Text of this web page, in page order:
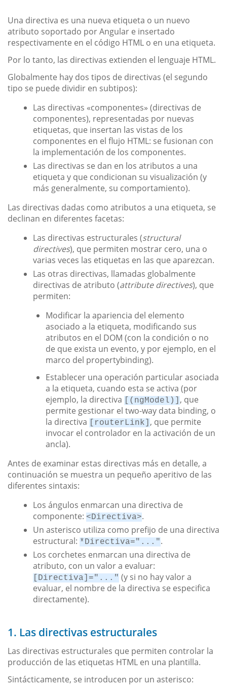
Una directiva es una nueva etiqueta o un nuevo
atributo soportado por Angular e insertado
respectivamente en el código HTML o en una etiqueta.
Por lo tanto, las directivas extienden el lenguaje HTML.
Globalmente hay dos tipos de directivas (el segundo
tipo se puede dividir en subtipos):
Las directivas «componentes» (directivas de
componentes), representadas por nuevas
etiquetas, que insertan las vistas de los
componentes en el flujo HTML: se fusionan con
la implementación de los componentes.
Las directivas se dan en los atributos a una
etiqueta y que condicionan su visualización (y
más generalmente, su comportamiento).
Las directivas dadas como atributos a una etiqueta, se
declinan en diferentes facetas:
Las directivas estructurales (structural
directives), que permiten mostrar cero, una o
varias veces las etiquetas en las que aparezcan.
Las otras directivas, llamadas globalmente
directivas de atributo (attribute directives), que
permiten:
Modificar la apariencia del elemento
asociado a la etiqueta, modificando sus
atributos en el DOM (con la condición o no
de que exista un evento, y por ejemplo, en el
marco del propertybinding).
Establecer una operación particular asociada
a la etiqueta, cuando esta se activa (por
ejemplo, la directiva
[(ngModel)] , que
permite gestionar el two-way data binding, o
la directiva
[routerLink] , que permite
invocar el controlador en la activación de un
ancla).
Antes de examinar estas directivas más en detalle, a
continuación se muestra un pequeño aperitivo de las
diferentes sintaxis:
Los ángulos enmarcan una directiva de
componente: <Directiva>.
Un asterisco utiliza como prefijo de una directiva
estructural: *Directiva="...".
Los corchetes enmarcan una directiva de
atributo, con un valor a evaluar:
[Directiva]="..." (y si no hay valor a
evaluar, el nombre de la directiva se especifica
directamente).
1. Las directivas estructurales
Las directivas estructurales que permiten controlar la
producción de las etiquetas HTML en una plantilla.
Sintácticamente, se introducen por un asterisco: